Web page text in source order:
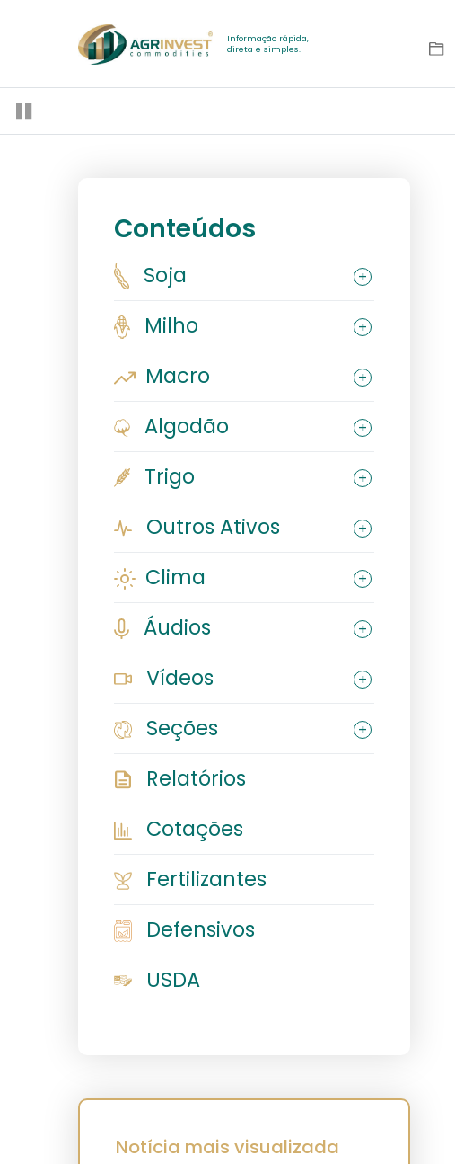
Informação rápida,
direta e simples.
Conteúdos
Soja
Milho
Macro
Algodão
Trigo
Outros Ativos
Clima
Áudios
Vídeos
Seções
Relatórios
Cotações
Fertilizantes
Defensivos
USDA
Notícia mais visualizada